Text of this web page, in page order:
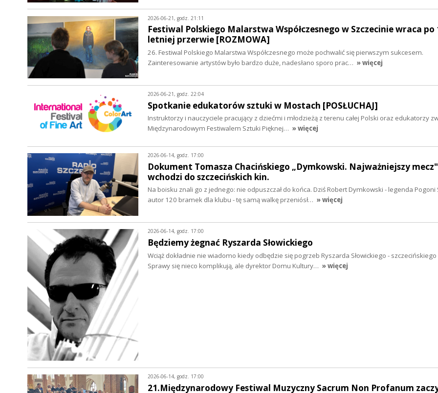
2026-06-21, godz. 21:11
Festiwal Polskiego Malarstwa Współczesnego w Szczecinie wraca po
letniej przerwie [ROZMOWA]
26. Festiwal Polskiego Malarstwa Współczesnego może pochwalić się pierwszym sukcesem.
Zainteresowanie artystów było bardzo duże, nadesłano sporo prac… » więcej
2026-06-21, godz. 22:04
Spotkanie edukatorów sztuki w Mostach [POSŁUCHAJ]
Instruktorzy i nauczyciele pracujący z dziećmi i młodzieżą z terenu całej Polski oraz edukatorzy
Międzynarodowym Festiwalem Sztuki Pięknej… » więcej
2026-06-14, godz. 17:00
Dokument Tomasza Chacińskiego „Dymkowski. Najważniejszy mecz"
wchodzi do szczecińskich kin.
Na boisku znali go z jednego: nie odpuszczał do końca. Dziś Robert Dymkowski - legenda Pogoni
autor 120 bramek dla klubu - tę samą walkę przeniósł… » więcej
2026-06-14, godz. 17:00
Będziemy żegnać Ryszarda Słowickiego
Wciąż dokładnie nie wiadomo kiedy odbędzie się pogrzeb Ryszarda Słowickiego -
Sprawy się nieco komplikują, ale dyrektor Domu Kultury… » więcej
2026-06-14, godz. 17:00
21.Międzynarodowy Festiwal Muzyczny Sacrum Non Profanum